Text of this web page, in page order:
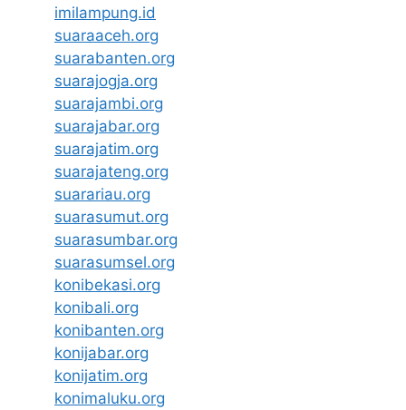
imilampung.id
suaraaceh.org
suarabanten.org
suarajogja.org
suarajambi.org
suarajabar.org
suarajatim.org
suarajateng.org
suarariau.org
suarasumut.org
suarasumbar.org
suarasumsel.org
konibekasi.org
konibali.org
konibanten.org
konijabar.org
konijatim.org
konimaluku.org